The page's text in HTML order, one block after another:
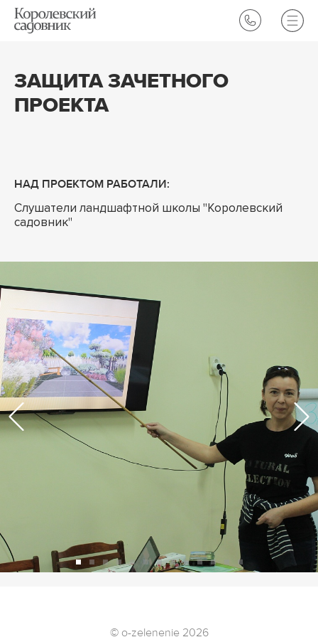
ЗАЩИТА ЗАЧЕТНОГО
ПРОЕКТА
НАД ПРОЕКТОМ РАБОТАЛИ:
Слушатели ландшафтной школы "Королевский
садовник"
© o-zelenenie 2026